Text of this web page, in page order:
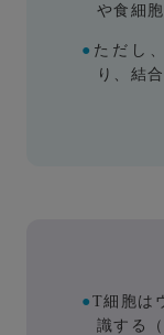
や食細
● ただし
り、結
● T細胞は
識する